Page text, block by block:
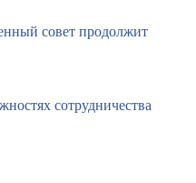
совет продолжит
сотрудничества